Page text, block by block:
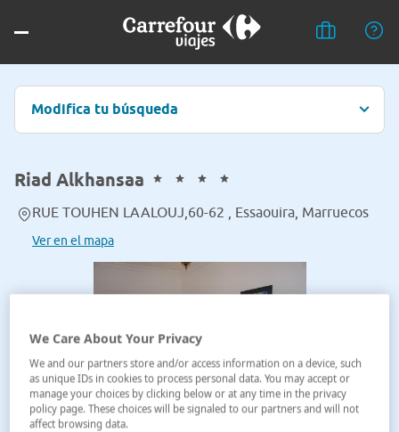
Modifica tu búsqueda
Riad Alkhansaa
RUE TOUHEN LAALOUJ,60-62 , Essaouira, Marruecos
Ver en el mapa
We Care About Your Privacy
We and our partners store and/or access information on a device, such
as unique IDs in cookies to process personal data. You may accept or
manage your choices by clicking below or at any time in the privacy
policy page. These choices will be signaled to our partners and will not
affect browsing data.